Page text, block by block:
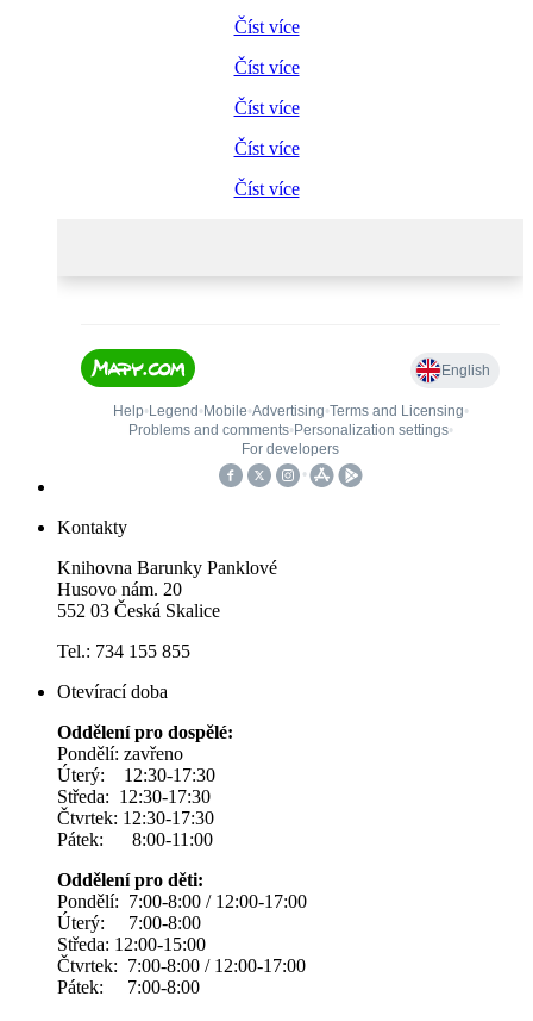
Číst více
Číst více
Číst více
Číst více
Číst více
Kontakty
Knihovna Barunky Panklové
Husovo nám. 20
552 03 Česká Skalice
Tel.: 734 155 855
Otevírací doba
Oddělení pro dospělé:
Pondělí: zavřeno
Úterý: 12:30-17:30
Středa: 12:30-17:30
Čtvrtek: 12:30-17:30
Pátek: 8:00-11:00
Oddělení pro děti:
Pondělí: 7:00-8:00 / 12:00-17:00
Úterý: 7:00-8:00
Středa: 12:00-15:00
Čtvrtek: 7:00-8:00 / 12:00-17:00
Pátek: 7:00-8:00